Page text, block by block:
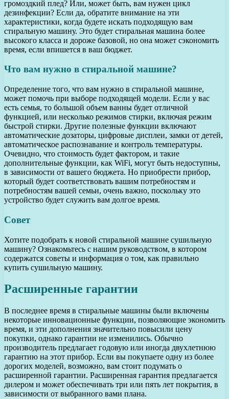
громоздкий плед? Или, может быть, вам нужен цикл
дезинфекции? Если да, обратите внимание на эти
характеристики, когда будете искать подходящую вам
стиральную машину. Это будет стиральная машина более
высокого класса и дороже базовой, но она может сэкономить
время, если впишется в ваш бюджет.
Что вам нужно в стиральной машине?
Определение того, что вам нужно в стиральной машине,
может помочь при выборе подходящей модели. Если у вас
есть семья, то большой объем ванны будет отличной
функцией, или несколько режимов стирки, включая режим
быстрой стирки. Другие полезные функции включают
автоматические дозаторы, цифровые дисплеи, замки от детей,
автоматическое распознавание и контроль температуры.
Очевидно, что стоимость будет фактором, и такие
дополнительные функции, как WiFi, могут быть недоступны,
в зависимости от вашего бюджета. Но приобрести прибор,
который будет соответствовать вашим потребностям и
потребностям вашей семьи, очень важно, поскольку это
устройство будет служить вам долгое время.
Совет
Хотите подобрать к новой стиральной машине сушильную
машину? Ознакомьтесь с нашим руководством, в котором
содержатся советы и информация о том, как правильно
купить сушильную машину.
Расширенные гарантии
В последнее время в стиральные машины были включены
некоторые инновационные функции, позволяющие экономить
время, и эти дополнения значительно повысили цену
покупки, однако гарантии не изменились. Обычно
производитель предлагает годовую или иногда двухлетнюю
гарантию на этот прибор. Если вы покупаете одну из более
дорогих моделей, возможно, вам стоит подумать о
расширенной гарантии. Расширенная гарантия предлагается
дилером и может обеспечивать три или пять лет покрытия, в
зависимости от выбранного вами плана.